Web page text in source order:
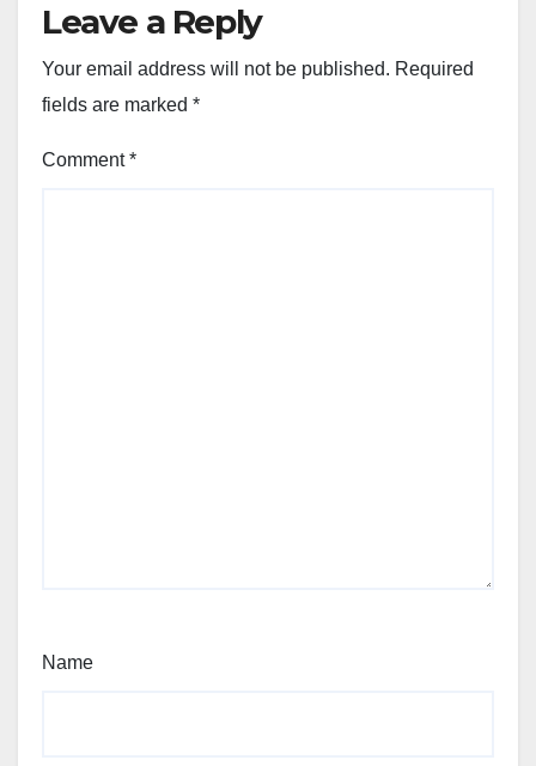
Leave a Reply
Your email address will not be published. Required
fields are marked *
Comment*
Name